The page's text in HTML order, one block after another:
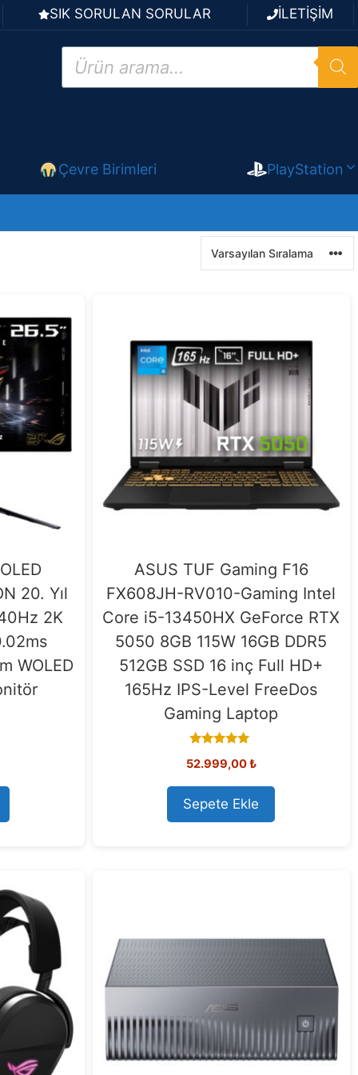
SIK SORULAN SORULAR İLETİŞİM
Products
search
Çevre Birimleri PlayStation
20. Yıl
2K
WOLED
ASUS TUF Gaming F16
FX608JH-RV010-Gaming Intel
Core i5-13450HX GeForce RTX
5050 8GB 115W 16GB DDR5
512GB SSD 16 inç Full HD+
165Hz IPS-Level FreeDos
Gaming Laptop
out of 5
52.999,00₺
Sepete Ekle